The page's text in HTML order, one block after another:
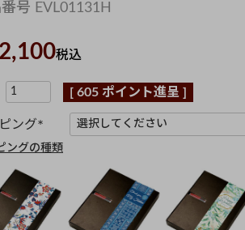
号 EVL01131H
税込
[ 605 ポイント進呈 ]
ング
(
須
)
ングの種類